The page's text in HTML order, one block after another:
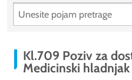
Kl.709 Poziv za
Medicinski hladnjak